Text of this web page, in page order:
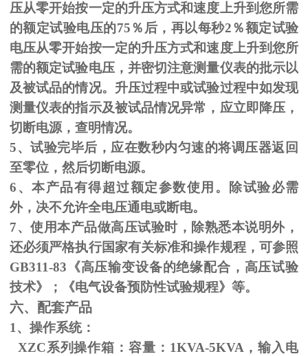
压从零开始按一定的升压方式和速度上升到您所需
的额定试验电压的75％后，再以每秒2％额定试验
电压从零开始按一定的升压方式和速度上升到您所
需的额定试验电压，并密切注意测量仪表的批示以
及被试品的情况。升压过程中或试验过程中如发现
测量仪表的指示及被试品情况异常，应立即降压，
切断电源，查明情况。
5、试验完毕后，应在数秒内匀速的将调压器返回
至零位，然后切断电源。
6、本产品有得超过额定参数使用。除试验必需
外，决不允许全电压通电或断电。
7、使用本产品做高压试验时，除熟悉本说明外，
还必须严格执行国家有关标准和操作规程，可参照
GB311-83 《高压输变设备的绝缘配合，高压试验
技术》；《电气设备预防性试验规程》等。
六、配套产品
1、操作系统：
XZC系列操作箱：容量： 1KVA-5KVA ，输入电